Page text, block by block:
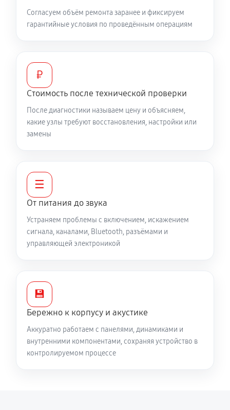
Согласуем объём ремонта заранее и фиксируем
гарантийные условия по проведённым операциям
₽
Стоимость после технической проверки
После диагностики называем цену и объясняем,
какие узлы требуют восстановления, настройки или
замены
☰
От питания до звука
Устраняем проблемы с включением, искажением
сигнала, каналами, Bluetooth, разъёмами и
управляющей электроникой
💾
Бережно к корпусу и акустике
Аккуратно работаем с панелями, динамиками и
внутренними компонентами, сохраняя устройство в
контролируемом процессе